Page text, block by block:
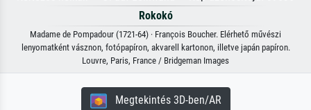
Rokokó
Madame de Pompadour (1721-64) · François Boucher. Elérhető művészi
lenyomatként vásznon, fotópapíron, akvarell kartonon, illetve japán papíron.
Louvre, Paris, France / Bridgeman Images
Megtekintés 3D-ben/AR